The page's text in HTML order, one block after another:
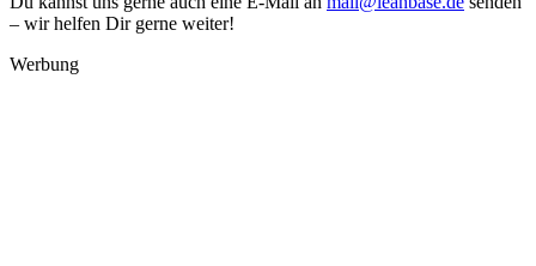
– wir helfen Dir gerne weiter!
Werbung